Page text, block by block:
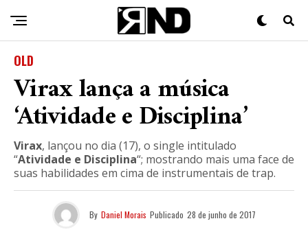
OLD
Virax lança a música
‘Atividade e Disciplina’
Virax, lançou no dia (17), o single intitulado
“Atividade e Disciplina“; mostrando mais uma face de
suas habilidades em cima de instrumentais de trap.
By Daniel Morais Publicado 28 de junho de 2017